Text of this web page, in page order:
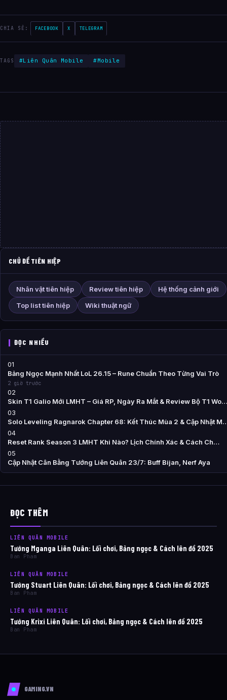
CHIA SẺ: FACEBOOK X TELEGRAM
TAGS #Liên Quân Mobile #Mobile
CHỦ ĐỀ TIÊN HIỆP
Nhân vật tiên hiệp Review tiên hiệp
Hệ thống cảnh giới
Top list tiên hiệp
Wiki thuật ngữ
ĐỌC NHIỀU
01
Bảng Ngọc Mạnh Nhất LoL 26.15 – Rune Chuẩn Theo Từng Vai Trò
2 giờ trước
02
Skin T1 Galio Mới LMHT – Giá RP, Ngày Ra Mắt & Review Bộ T1 Wo…
03
Solo Leveling Ragnarok Chapter 68: Kết Thúc Mùa 2 & Cập Nhật
04
Reset Rank Season 3 LMHT Khi Nào? Lịch Chính Xác & Cách Ch…
05
Cập Nhật Cân Bằng Tướng Liên Quân 23/7: Buff Bijan, Nerf Aya
ĐỌC THÊM
LIÊN QUÂN MOBILE
Tướng Mganga Liên Quân: Lối chơi, Bảng ngọc & Cách lên đồ 2025
Ban Pham
LIÊN QUÂN MOBILE
Tướng Stuart Liên Quân: Lối chơi, Bảng ngọc & Cách lên đồ 2025
Ban Pham
LIÊN QUÂN MOBILE
Tướng Krixi Liên Quân: Lối chơi, Bảng ngọc & Cách lên đồ 2025
Ban Pham
GAMING.VN